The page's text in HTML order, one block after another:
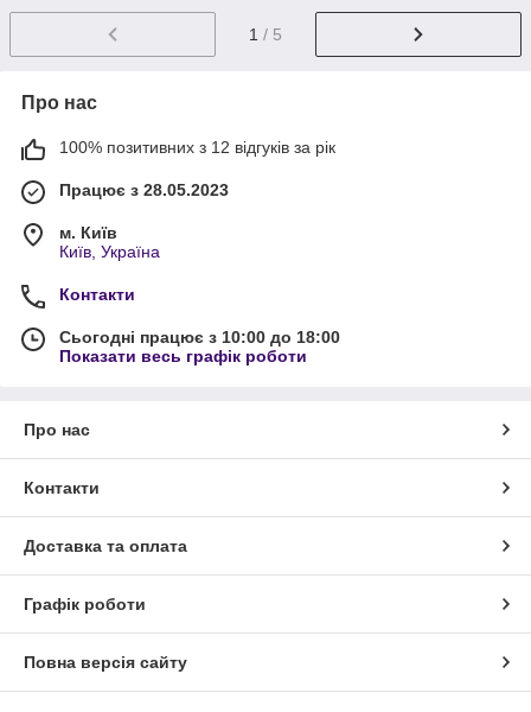
1 / 5
Про нас
100% позитивних з 12 відгуків за рік
Працює з 28.05.2023
м. Київ
Київ, Україна
Контакти
Сьогодні працює з 10:00 до 18:00
Показати весь графік роботи
Про нас
Контакти
Доставка та оплата
Графік роботи
Повна версія сайту